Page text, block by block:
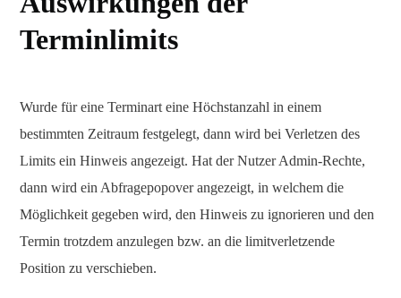
Terminlimits
Wurde für eine Terminart eine Höchstanzahl in einem
bestimmten Zeitraum festgelegt, dann wird bei Verletzen des
Limits ein Hinweis angezeigt. Hat der Nutzer Admin-Rechte,
dann wird ein Abfragepopover angezeigt, in welchem die
Möglichkeit gegeben wird, den Hinweis zu ignorieren und den
Termin trotzdem anzulegen bzw. an die limitverletzende
Position zu verschieben.